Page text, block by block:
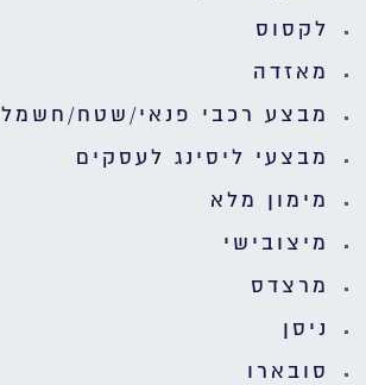
לקסוס
מאזדה
מבצע רכבי פנאי/שטח/חשמל 2025
מבצעי ליסינג לעסקים
מימון מלא
מיצובישי
מרצדס
ניסן
סובארו